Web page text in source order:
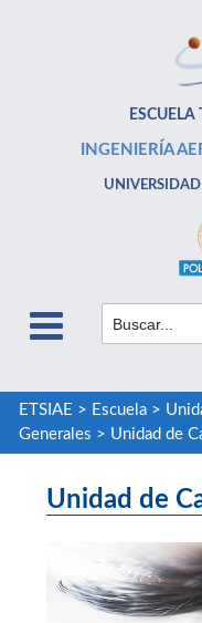
INGENIERÍA
ETSIAE > Escuela>
Generales > Unidad de
Unidad de